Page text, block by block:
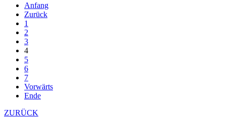
Anfang
Zurück
1
2
3
4
5
6
7
Vorwärts
Ende
ZURÜCK